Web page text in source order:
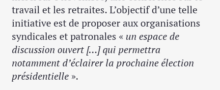
travail et les retraites. L’objectif d’une telle
initiative est de proposer aux organisations
syndicales et patronales « un espace de
discussion ouvert […] qui permettra
notamment d’éclairer la prochaine élection
présidentielle ».